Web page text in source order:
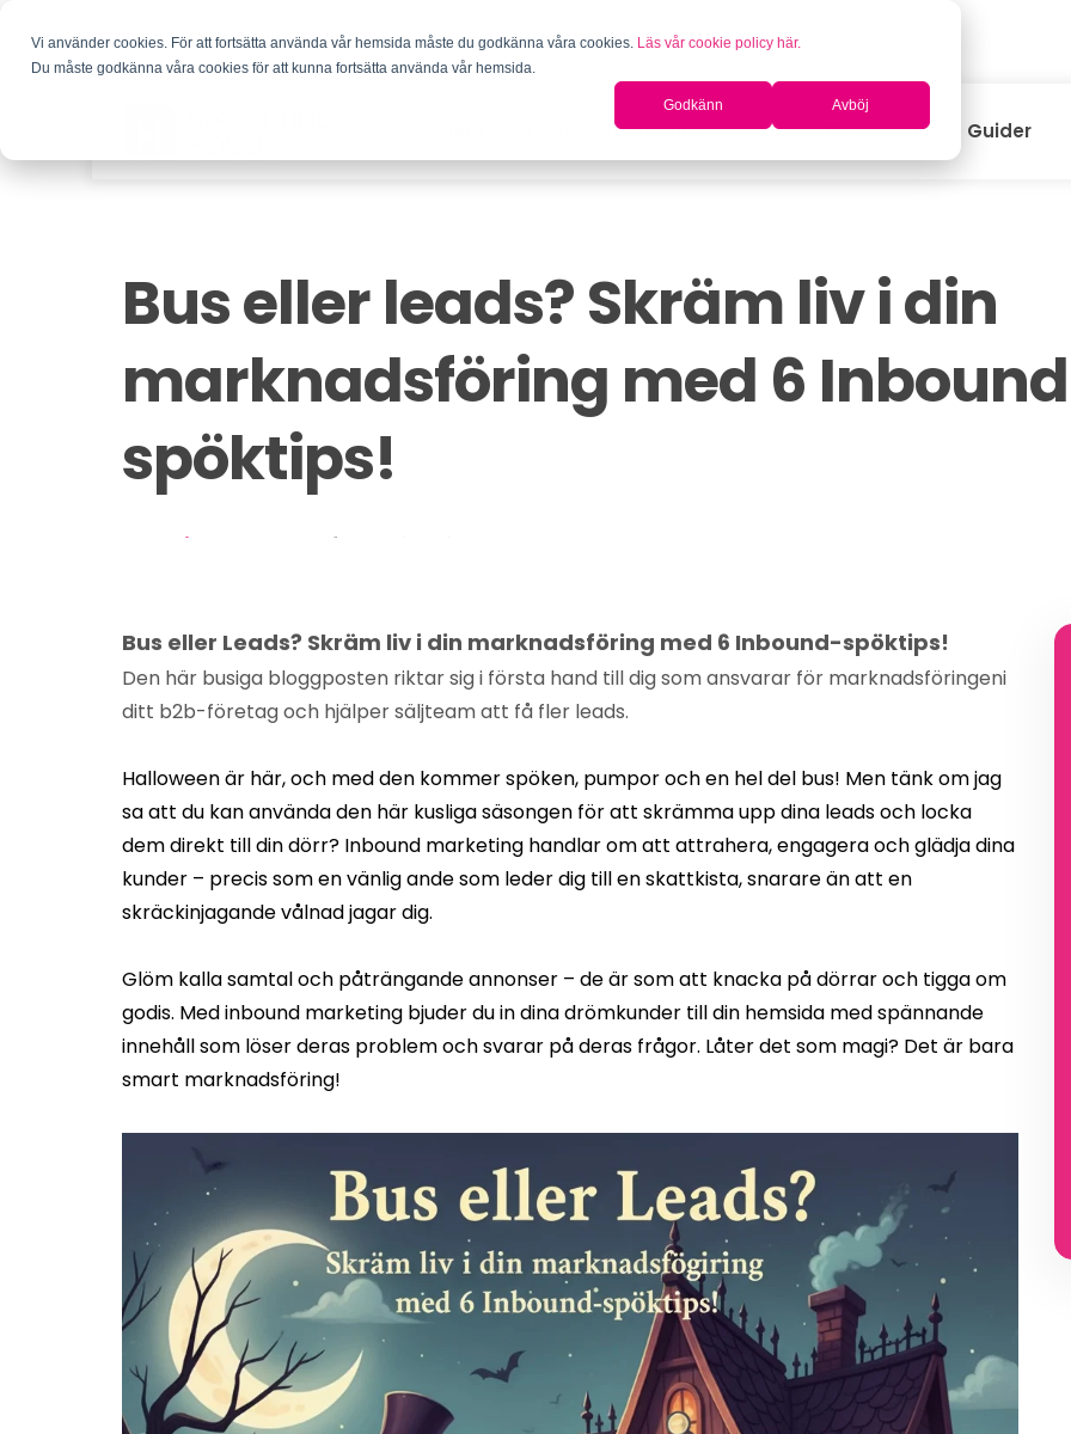
Vi använder cookies. För att fortsätta använda vår hemsida måste du godkänna våra cookies. Läs vår cookie policy här.
Du måste godkänna våra cookies för att kunna fortsätta använda vår hemsida.
Godkänn Avböj
Inbound marketing LinkedIn support Guider
Bus eller leads? Skräm liv i din
marknadsföring med 6
spöktips!
Annica Thorberg fr, okt 31, 2025
Bus eller Leads? Skräm liv i din marknadsföring med 6 Inbound-spöktips!
Den här busiga bloggposten riktar sig i första hand till dig som ansvarar för marknadsföringeni
ditt b2b-företag och hjälper säljteam att få fler leads.
Halloween är här, och med den kommer spöken, pumpor och en hel del bus! Men tänk om jag
sa att du kan använda den här kusliga säsongen för att skrämma upp dina leads och locka
dem direkt till din dörr? Inbound marketing handlar om att attrahera, engagera och glädja dina
kunder – precis som en vänlig ande som leder dig till en skattkista, snarare än att en
skräckinjagande vålnad jagar dig.
Glöm kalla samtal och påträngande annonser – de är som att knacka på dörrar och tigga om
godis. Med inbound marketing bjuder du in dina drömkunder till din hemsida med spännande
innehåll som löser deras problem och svarar på deras frågor. Låter det som magi? Det är bara
smart marknadsföring!